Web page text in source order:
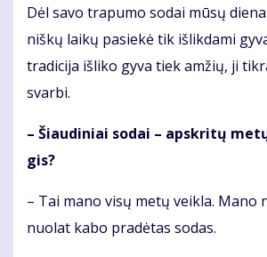
Dėl sa­vo tra­pu­mo so­dai mū­sų
niš­kų lai­kų pa­sie­kė tik iš­lik­da­mi
tra­di­ci­ja iš­li­ko gy­va tiek am­žių, ji
svar­bi.
– Šiau­di­niai so­dai – ap­skri­tų
gis?
– Tai ma­no vi­sų me­tų veik­la. Ma­no
nuo­lat ka­bo pra­dė­tas so­das.